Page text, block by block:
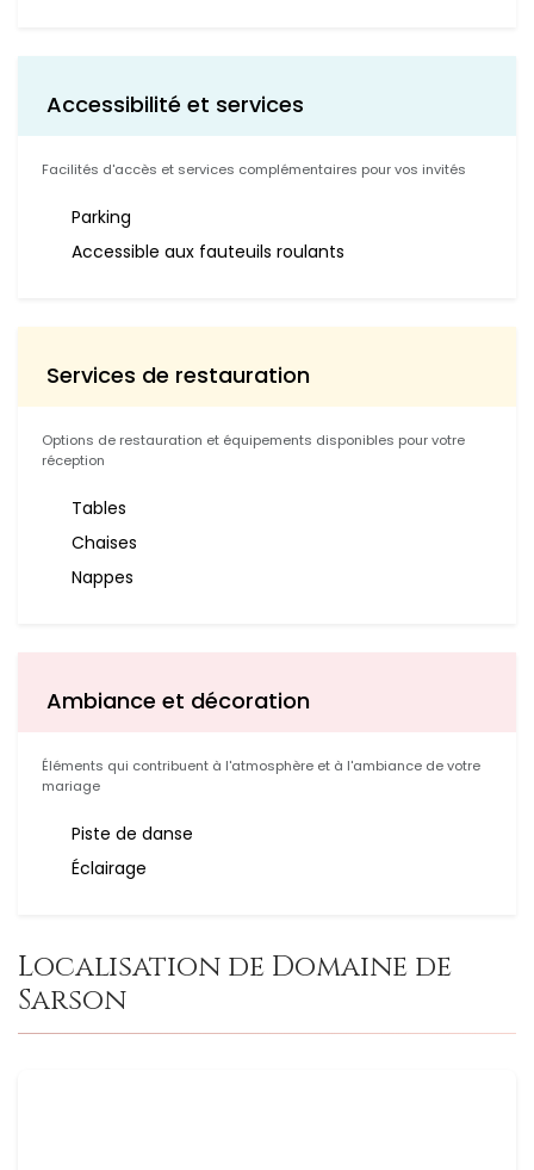
Accessibilité et services
Facilités d'accès et services complémentaires pour vos invités
Parking
Accessible aux fauteuils roulants
Services de restauration
Options de restauration et équipements disponibles pour votre
réception
Tables
Chaises
Nappes
Ambiance et décoration
Éléments qui contribuent à l'atmosphère et à l'ambiance de votre
mariage
Piste de danse
Éclairage
Localisation de Domaine de
Sarson